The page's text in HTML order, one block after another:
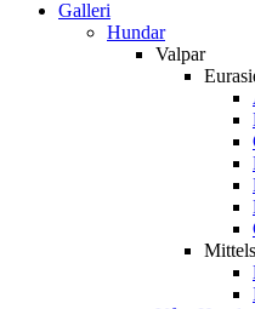
Galleri
Hundar
Valpar